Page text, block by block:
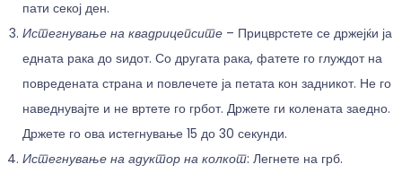
пати секој ден.
Истегнување на квадрицепсите – Прицврстете се држејќи ја
едната рака до ѕидот. Со другата рака, фатете го глуждот на
повредената страна и повлечете ја петата кон задникот. Не го
наведнувајте и не вртете го грбот. Држете ги колената заедно.
Држете го ова истегнување 15 до 30 секунди.
Истегнување на адуктор на колкот: Легнете на грб.